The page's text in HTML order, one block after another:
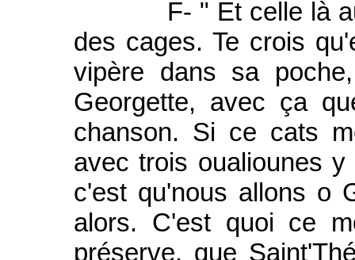
F- " Et celle là
des cages. Te crois
vipère dans sa
Georgette, avec ça
chanson. Si ce cats
avec trois oualiounes
c'est qu'nous allons o
alors. C'est quoi ce
préserve, que